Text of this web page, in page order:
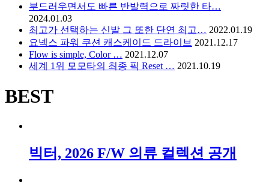
부드러우면서도 빠른 반발력으로 짜릿한 타…
2024.01.03
최고가 선택하는 신발 그 또한 단연 최고… 2022.01.19
요넥스 파워 쿠션 캐스케이드 드라이브 2021.12.17
Flow is simple, Color … 2021.12.07
세계 1위 모모타의 최종 픽 Reset … 2021.10.19
BEST
빅터, 2026 F/W 의류 컬렉션 공개